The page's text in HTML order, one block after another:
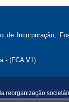
de Incorporação,
- (FCA V1)
reorganização